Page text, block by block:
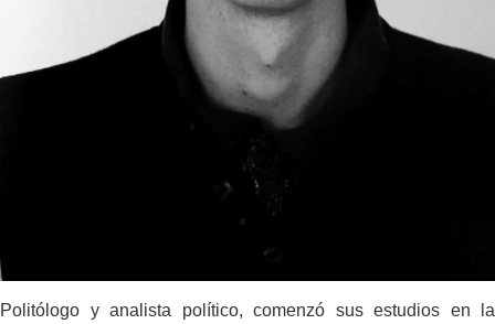
Politólogo y analista político, comenzó sus estudios en la